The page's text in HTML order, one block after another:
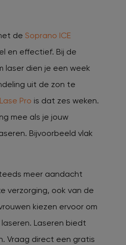
de Soprano ICE
en effectief. Bij de
laser dien je een week
uit de zon te
Pro is dat zes weken.
mee als je jouw
Bijvoorbeeld vlak
meer aandacht
verzorging, ook van de
kiezen ervoor om
Laseren biedt
Vraag direct een gratis